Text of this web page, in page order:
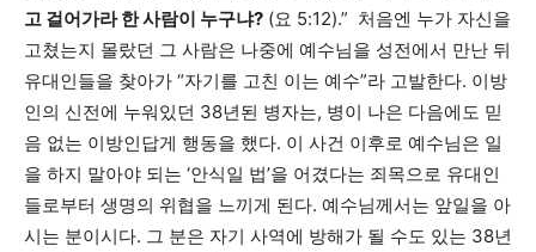
고 걸어가라 한 사람이 누구냐? (요 5:12).” 처음엔 누가 자신을
고쳤는지 몰랐던 그 사람은 나중에 예수님을 성전에서 만난 뒤
유대인들을 찾아가 “자기를 고친 이는 예수”라 고발한다. 이방
인의 신전에 누워있던 38년된 병자는, 병이 나은 다음에도 믿
음 없는 이방인답게 행동을 했다. 이 사건 이후로 예수님은 일
을 하지 말아야 되는 ‘안식일 법’을 어겼다는 죄목으로 유대인
들로부터 생명의 위협을 느끼게 된다. 예수님께서는 앞일을 아
시는 분이시다. 그 분은 자기 사역에 방해가 될 수도 있는 38년